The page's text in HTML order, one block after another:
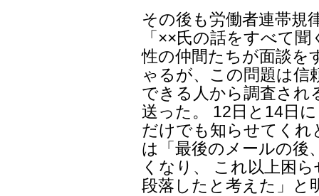
その後も労働者連帯規
「××氏の話をすべて
性の仲間たちが面談を
ゃるが、この問題は信
できる人から調査され
送った。 12日と14日
だけでも知らせてくれ
は「最後のメールの後
くなり、 これ以上困
段落したと考えた」と